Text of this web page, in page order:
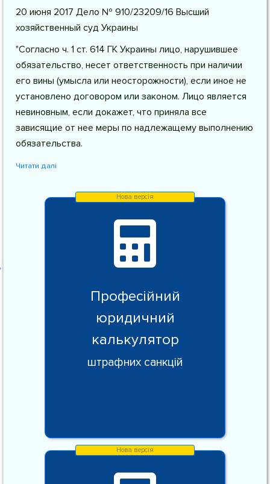
20 июня 2017 Дело № 910/23209/16 Высший
хозяйственный суд Украины
"Согласно ч. 1 ст. 614 ГК Украины лицо, нарушившее
обязательство, несет ответственность при наличии
его вины (умысла или неосторожности), если иное не
установлено договором или законом. Лицо является
невиновным, если докажет, что приняла все
зависящие от нее меры по надлежащему выполнению
обязательства.
Читати далі
Професійний
юридичний
калькулятор
штрафних санкцій